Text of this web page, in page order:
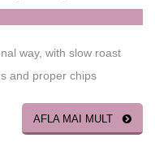
way, with slow roast
and proper chips
AFLA MAI MULT